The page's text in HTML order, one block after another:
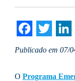
Publicado em 07/
O Programa